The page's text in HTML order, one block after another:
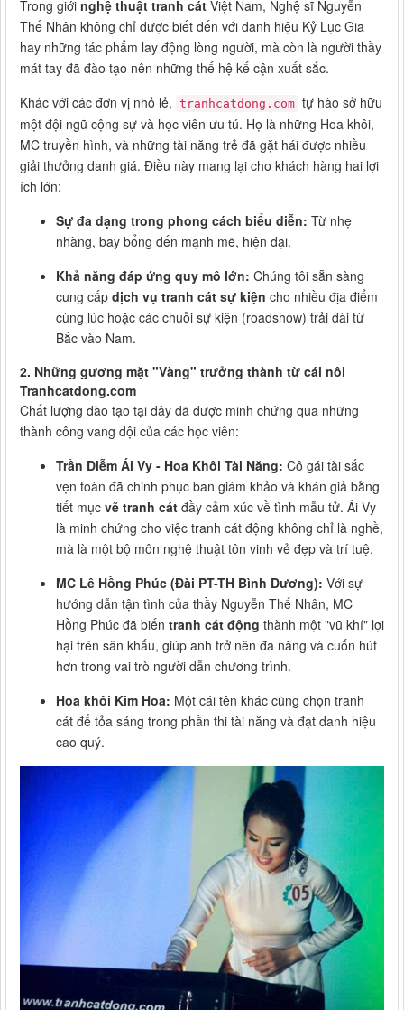
Trong giới nghệ thuật tranh cát Việt Nam, Nghệ sĩ Nguyễn
Thế Nhân không chỉ được biết đến với danh hiệu Kỷ Lục Gia
hay những tác phẩm lay động lòng người, mà còn là người thầy
mát tay đã đào tạo nên những thế hệ kế cận xuất sắc.
Khác với các đơn vị nhỏ lẻ, tranhcatdong.com tự hào sở hữu
một đội ngũ cộng sự và học viên ưu tú. Họ là những Hoa khôi,
MC truyền hình, và những tài năng trẻ đã gặt hái được nhiều
giải thưởng danh giá. Điều này mang lại cho khách hàng hai lợi
ích lớn:
Sự đa dạng trong phong cách biểu diễn: Từ nhẹ
nhàng, bay bổng đến mạnh mẽ, hiện đại.
Khả năng đáp ứng quy mô lớn: Chúng tôi sẵn sàng
cung cấp dịch vụ tranh cát sự kiện cho nhiều địa điểm
cùng lúc hoặc các chuỗi sự kiện (roadshow) trải dài từ
Bắc vào Nam.
2. Những gương mặt "Vàng" trưởng thành từ cái nôi
Tranhcatdong.com
Chất lượng đào tạo tại đây đã được minh chứng qua những
thành công vang dội của các học viên:
Trần Diễm Ái Vy - Hoa Khôi Tài Năng: Cô gái tài sắc
vẹn toàn đã chinh phục ban giám khảo và khán giả bằng
tiết mục vẽ tranh cát đầy cảm xúc về tình mẫu tử. Ái Vy
là minh chứng cho việc tranh cát động không chỉ là nghề,
mà là một bộ môn nghệ thuật tôn vinh vẻ đẹp và trí tuệ.
MC Lê Hồng Phúc (Đài PT-TH Bình Dương): Với sự
hướng dẫn tận tình của thầy Nguyễn Thế Nhân, MC
Hồng Phúc đã biến tranh cát động thành một "vũ khí" lợi
hại trên sân khấu, giúp anh trở nên đa năng và cuốn hút
hơn trong vai trò người dẫn chương trình.
Hoa khôi Kim Hoa: Một cái tên khác cũng chọn tranh
cát để tỏa sáng trong phần thi tài năng và đạt danh hiệu
cao quý.